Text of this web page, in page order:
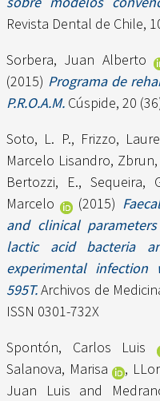
Revista Dental de Chile,
Sorbera, Juan Alberto
(2015) Programa de
P.R.O.A.M. Cúspide, 20
Soto, L. P., Frizzo,
Marcelo Lisandro,
Bertozzi, E., Sequeira,
Marcelo
(2015)
and clinical
lactic acid bacteria
experimental infection
595T.Archivos de
ISSN 0301-732X
Spontón, Carlos Luis
Salanova, Marisa
,
Juan Luis and